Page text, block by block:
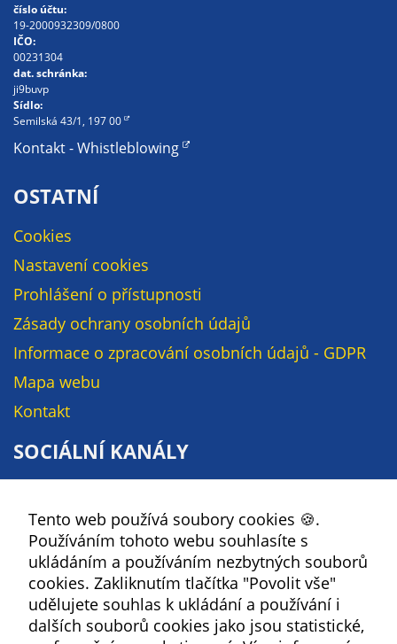
číslo účtu:
19-2000932309/0800
IČO:
00231304
dat. schránka:
ji9buvp
Sídlo:
Semilská 43/1, 197 00
Kontakt - Whistleblowing
OSTATNÍ
Cookies
Nastavení cookies
Prohlášení o přístupnosti
Zásady ochrany osobních údajů
Informace o zpracování osobních údajů - GDPR
Mapa webu
Kontakt
SOCIÁLNÍ KANÁLY
YouTube
Instagram
RSS
Kbely
Tento web používá soubory cookies 🍪.
Používáním tohoto webu souhlasíte s
ukládáním a používáním nezbytných souborů
cookies. Zakliknutím tlačítka "Povolit vše"
udělujete souhlas k ukládání a používání i
dalších souborů cookies jako jsou statistické,